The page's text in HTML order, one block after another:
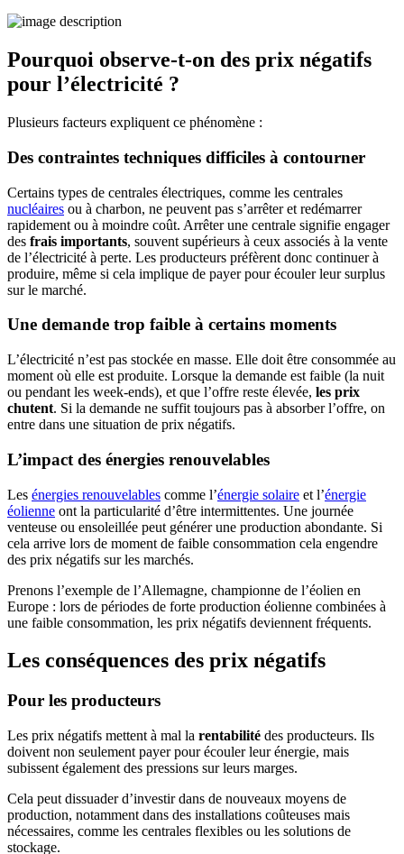
Pourquoi observe-t-on des prix négatifs
pour l’électricité ?
Plusieurs facteurs expliquent ce phénomène :
Des contraintes techniques difficiles à contourner
Certains types de centrales électriques, comme les centrales
nucléaires ou à charbon, ne peuvent pas s’arrêter et redémarrer
rapidement ou à moindre coût. Arrêter une centrale signifie engager
des frais importants, souvent supérieurs à ceux associés à la vente
de l’électricité à perte. Les producteurs préfèrent donc continuer à
produire, même si cela implique de payer pour écouler leur surplus
sur le marché.
Une demande trop faible à certains moments
L’électricité n’est pas stockée en masse. Elle doit être consommée au
moment où elle est produite. Lorsque la demande est faible (la nuit
ou pendant les week-ends), et que l’offre reste élevée, les prix
chutent. Si la demande ne suffit toujours pas à absorber l’offre, on
entre dans une situation de prix négatifs.
L’impact des énergies renouvelables
Les énergies renouvelables comme l’énergie solaire et l’énergie
éolienne ont la particularité d’être intermittentes. Une journée
venteuse ou ensoleillée peut générer une production abondante. Si
cela arrive lors de moment de faible consommation cela engendre
des prix négatifs sur les marchés.
Prenons l’exemple de l’Allemagne, championne de l’éolien en
Europe : lors de périodes de forte production éolienne combinées à
une faible consommation, les prix négatifs deviennent fréquents.
Les conséquences des prix négatifs
Pour les producteurs
Les prix négatifs mettent à mal la rentabilité des producteurs. Ils
doivent non seulement payer pour écouler leur énergie, mais
subissent également des pressions sur leurs marges.
Cela peut dissuader d’investir dans de nouveaux moyens de
production, notamment dans des installations coûteuses mais
nécessaires, comme les centrales flexibles ou les solutions de
stockage.